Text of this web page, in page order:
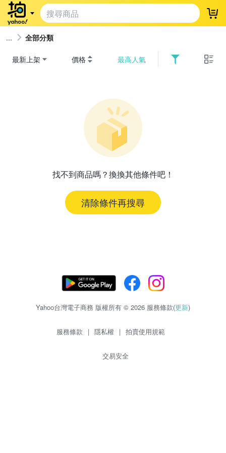
登
全部分類
最新上架 價格 最高人氣
找不到商品嗎？換換其他條件吧！
清除條件再搜尋
Yahoo台灣電子商務 版權所有 © 2026 服務條款(更新)
服務條款 | 隱私權 | 拍賣使用規範
交易安全